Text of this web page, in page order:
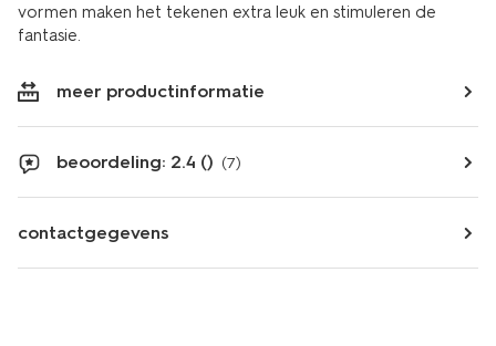
vormen maken het tekenen extra leuk en stimuleren de
fantasie.
meer productinformatie
beoordeling: 2.4 () (7)
contactgegevens